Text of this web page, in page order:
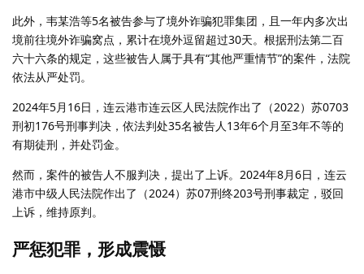
此外，韦某浩等5名被告参与了境外诈骗犯罪集团，且一年内多次出
境前往境外诈骗窝点，累计在境外逗留超过30天。根据刑法第二百
六十六条的规定，这些被告人属于具有“其他严重情节”的案件，法院
依法从严处罚。
2024年5月16日，连云港市连云区人民法院作出了（2022）苏0703
刑初176号刑事判决，依法判处35名被告人13年6个月至3年不等的
有期徒刑，并处罚金。
然而，案件的被告人不服判决，提出了上诉。2024年8月6日，连云
港市中级人民法院作出了（2024）苏07刑终203号刑事裁定，驳回
上诉，维持原判。
严惩犯罪，形成震慑